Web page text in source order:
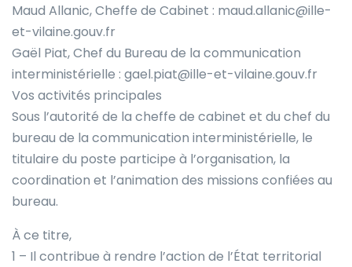
Maud Allanic, Cheffe de Cabinet : maud.allanic@ille-
et-vilaine.gouv.fr
Gaël Piat, Chef du Bureau de la communication
interministérielle : gael.piat@ille-et-vilaine.gouv.fr
Vos activités principales
Sous l’autorité de la cheffe de cabinet et du chef du
bureau de la communication interministérielle, le
titulaire du poste participe à l’organisation, la
coordination et l’animation des missions confiées au
bureau.
À ce titre,
1 – Il contribue à rendre l’action de l’État territorial